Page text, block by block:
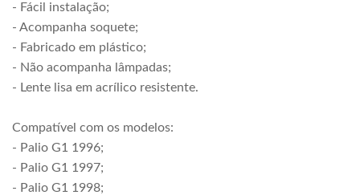
- Fácil instalação;
- Acompanha soquete;
- Fabricado em plástico;
- Não acompanha lâmpadas;
- Lente lisa em acrílico resistente.
Compatível com os modelos:
- Palio G1 1996;
- Palio G1 1997;
- Palio G1 1998;